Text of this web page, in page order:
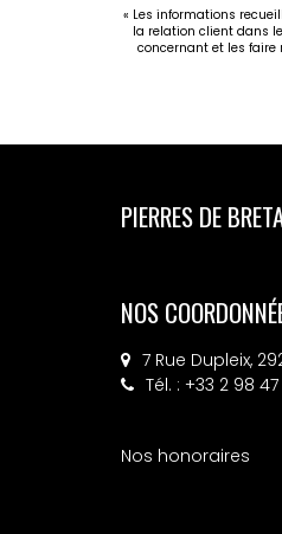
« Les informations
la relation client dans
concernant et les faire
PIERRES DE
NOS
7 Rue Dupleix,
Tél. : +33 2 98
Nos honoraires